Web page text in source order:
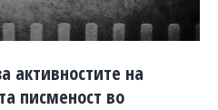
активностите на
писменост во